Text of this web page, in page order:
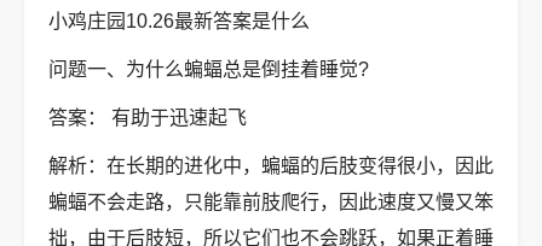
小鸡庄园10.26最新答案是什么
问题一、为什么蝙蝠总是倒挂着睡觉?
答案： 有助于迅速起飞
解析：在长期的进化中，蝙蝠的后肢变得很小，因此
蝙蝠不会走路，只能靠前肢爬行，因此速度又慢又笨
拙，由于后肢短，所以它们也不会跳跃，如果正着睡